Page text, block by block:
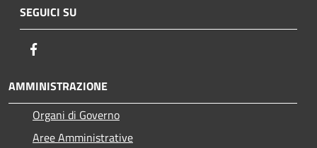
SEGUICI SU
AMMINISTRAZIONE
Organi di Governo
Aree Amministrative